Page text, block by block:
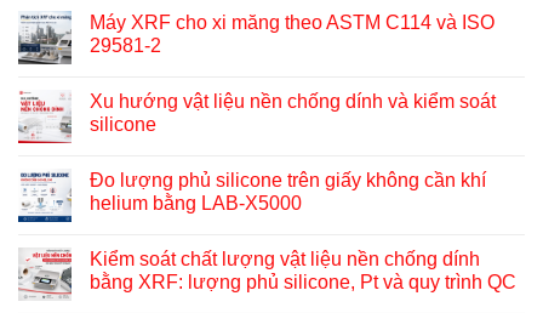
Máy XRF cho xi măng theo ASTM C114 và ISO
29581-2
Xu hướng vật liệu nền chống dính và kiểm soát
silicone
Đo lượng phủ silicone trên giấy không cần khí
helium bằng LAB-X5000
Kiểm soát chất lượng vật liệu nền chống dính
bằng XRF: lượng phủ silicone, Pt và quy trình QC